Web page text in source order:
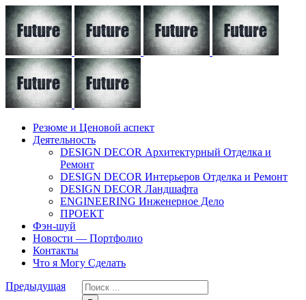
Резюме и Ценовой аспект
Деятельность
DESIGN DECOR Архитектурный Отделка и
Ремонт
DESIGN DECOR Интерьеров Отделка и Ремонт
DESIGN DECOR Ландшафта
ENGINEERING Инженерное Дело
ПРОЕКТ
Фэн-шуй
Новости — Портфолио
Контакты
Что я Могу Сделать
Предыдущая